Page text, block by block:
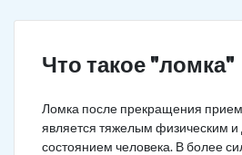
Что такое "ломка"
Ломка после прекращения
является тяжелым физическим
состоянием человека. В более